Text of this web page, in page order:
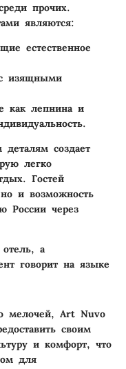
прочих.
являются:
естественное
изящными
как лепнина и
создает
легко
Гостей
и возможность
России через
а
говорит на языке
мелочей, Art Nuvo
своим
и комфорт, что
для